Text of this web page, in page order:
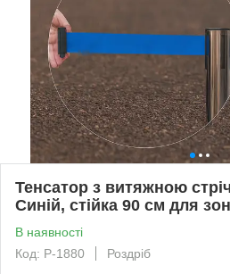
Тенсатор з витяжною
Синій, стійка 90 см для
В наявності
Код: Р-1880
Роздріб